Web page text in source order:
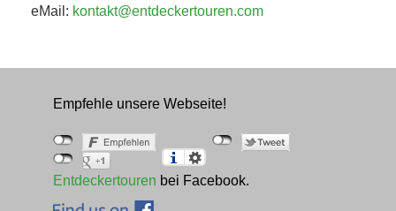
eMail: kontakt@entdeckertouren.com
Empfehle unsere Webseite!
Entdeckertouren bei Facebook.